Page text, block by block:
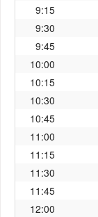
9:15
9:30
9:45
10:00
10:15
10:30
10:45
11:00
11:15
11:30
11:45
12:00